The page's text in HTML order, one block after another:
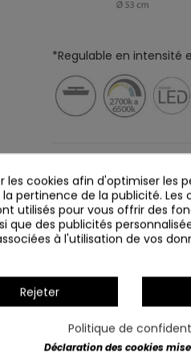
*Regulable en intensité
cookies afin d'optimiser les
pertinence de la publicité. Les
utilisés pour vous offrir des
que des publicités
à l'utilisation de vos
Rejeter
Politique de
Déclaration des cookies